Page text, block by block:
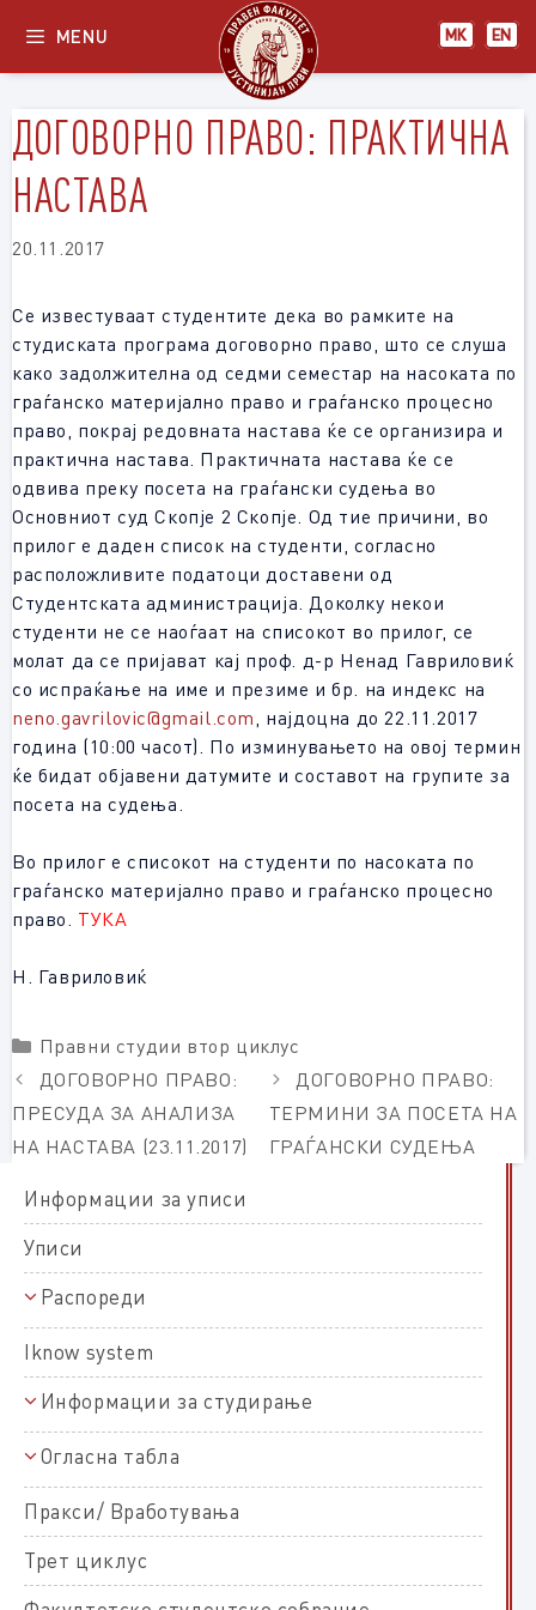
content
МК EN
MENU
ДОГОВОРНО ПРАВО: ПРАКТИЧНА
НАСТАВА
20.11.2017
Се известуваат студентите дека во рамките на
студиската програма договорно право, што се слуша
како задолжителна од седми семестар на насоката по
граѓанско материјално право и граѓанско процесно
право, покрај редовната настава ќе се организира и
практична настава. Практичната настава ќе се
одвива преку посета на граѓански судења во
Основниот суд Скопје 2 Скопје. Од тие причини, во
прилог е даден список на студенти, согласно
расположливите податоци доставени од
Студентската администрација. Доколку некои
студенти не се наоѓаат на списокот во прилог, се
молат да се пријават кај проф. д-р Ненад Гавриловиќ
со испраќање на име и презиме и бр. на индекс на
neno.gavrilovic@gmail.com, најдоцна до 22.11.2017
година (10:00 часот). По изминувањето на овој термин
ќе бидат објавени датумите и составот на групите за
посета на судења.
Во прилог е списокот на студенти по насоката по
граѓанско материјално право и граѓанско процесно
право. ТУКА
Н. Гавриловиќ
Categories
Правни студии втор циклус
ДОГОВОРНО ПРАВО:
ПРЕСУДА ЗА АНАЛИЗА
НА НАСТАВА (23.11.2017)
ДОГОВОРНО ПРАВО:
ТЕРМИНИ ЗА ПОСЕТА НА
ГРАЃАНСКИ СУДЕЊА
Информации за уписи
Уписи
Распореди
Распореди на полагање
Распореди на настава
Прв циклус
Втор циклус
Iknow system
Информации за студирање
Полагања и оценување
Оценување и полагање на прв циклус студии
Оценување и полагање на втор циклус студии
За ЕКТС
Магистарски трудови
Пријава и изработка на магистерски труд
Одбрани на магистарски трудови
Права и обврски на студентите
Огласна табла
Правни студии
Правни студии прв циклус
Правни студии втор циклус
Политички студии
Политички студии прв циклус
Студии по новинарство
Пракси/ Вработувања
Трет циклус